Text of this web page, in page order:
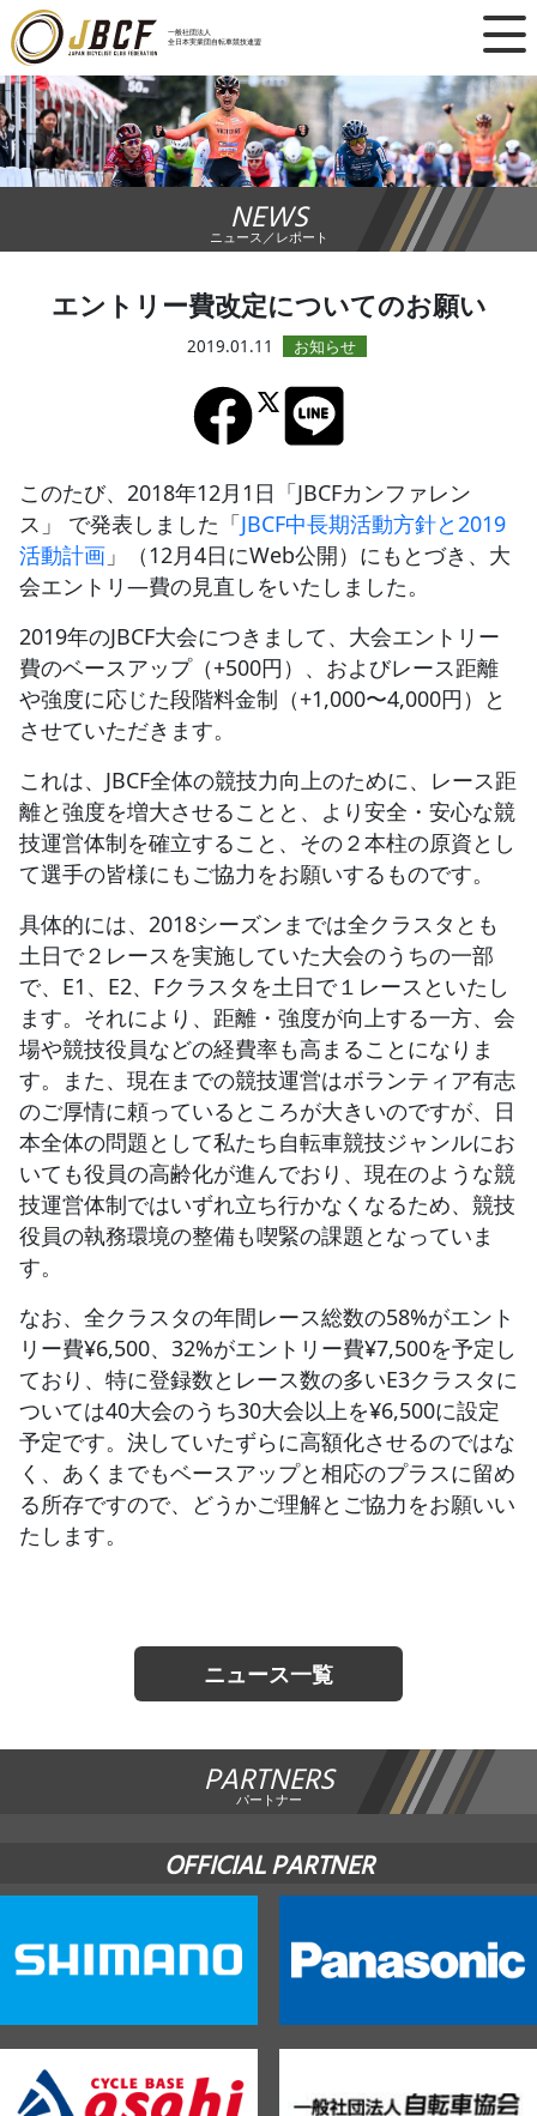
一般社団法人
全日本実業団自転車競技連盟
×
ニュース
レース日程
ランキング
チーム・選手
競技ガイド
エントリー
JBCF ROAD SERIESとは
NEWS
ニュース／レポート
エントリー費改定についてのお願い
2019.01.11
このたび、2018年12月1日「JBCFカンファレン
ス」 で発表しました「JBCF中長期活動方針と2019
活動計画 」（12月4日にWeb公開）にもとづき、大
会エントリ―費の見直しをいたしました。
2019年のJBCF大会につきまして、大会エントリー
費のベースアップ（+500円）、およびレース距離
や強度に応じた段階料金制（+1,000〜4,000円）と
させていただきます。
これは、JBCF全体の競技力向上のために、レース距
離と強度を増大させることと、より安全・安心な競
技運営体制を確立すること、その２本柱の原資とし
て選手の皆様にもご協力をお願いするものです。
具体的には、2018シーズンまでは全クラスタとも
土日で２レースを実施していた大会のうちの一部
で、E1、E2、Fクラスタを土日で１レースといたし
ます。それにより、距離・強度が向上する一方、会
場や競技役員などの経費率も高まることになりま
す。また、現在までの競技運営はボランティア有志
のご厚情に頼っているところが大きいのですが、日
本全体の問題として私たち自転車競技ジャンルにお
いても役員の高齢化が進んでおり、現在のような競
技運営体制ではいずれ立ち行かなくなるため、競技
役員の執務環境の整備も喫緊の課題となっていま
す。
なお、全クラスタの年間レース総数の58%がエント
リー費¥6,500、32%がエントリー費¥7,500を予定し
ており、特に登録数とレース数の多いE3クラスタに
ついては40大会のうち30大会以上を¥6,500に設定
予定です。決していたずらに高額化させるのではな
く、あくまでもベースアップと相応のプラスに留め
る所存ですので、どうかご理解とご協力をお願いい
たします。
ニュース一覧
PARTNERS
パートナー
OFFICIAL PARTNER